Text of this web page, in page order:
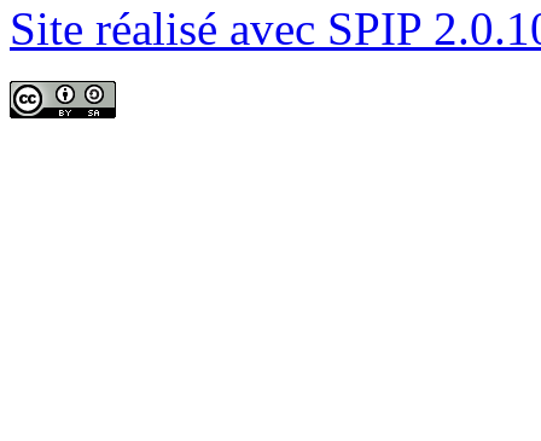
Site réalisé avec SPIP